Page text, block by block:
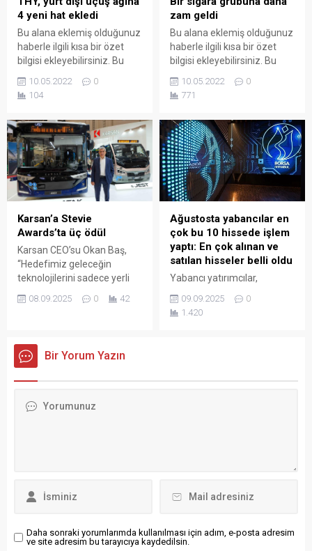
4 yeni hat ekledi
Bu alana eklemiş olduğunuz
haberle ilgili kısa bir özet
bilgisi ekleyebilirsiniz. Bu
sayfasında "Özet"
bölümünden eklenebilir.
altında kalın olarak bu
şekilde gösterilir,
eklenmemişse bu alan boş
kalır.
10.05.2022
0
104
zam geldi
Bu alana eklemiş olduğunuz
haberle ilgili kısa bir özet
bilgisi ekleyebilirsiniz. Bu
sayfasında "Özet"
bölümünden eklenebilir.
altında kalın olarak bu
şekilde gösterilir,
eklenmemişse bu alan boş
kalır.
10.05.2022
0
771
Karsan’a Stevie
Awards’ta üç ödül
Karsan CEO’su Okan Baş,
“Hedefimiz geleceğin
teknolojilerini sadece yerli
değil global pazardaki tüm
rakiplerimizden de önce
programlarından Stevie
Awards’ta üç ayrı ödüle layık
22’ncisi düzenlenen Stevie
08.09.2025 0 42
Ağustosta yabancılar en
çok bu 10 hissede işlem
yaptı: En çok alınan ve
satılan hisseler belli oldu
Yabancı yatırımcılar,
İstanbul’da yıldız ve ana
pazarda net 173,8 milyon
09.09.2025
0
1.420
Bir Yorum Yazın
Daha sonraki yorumlarımda kullanılması için adım, e-posta adresim
ve site adresim bu tarayıcıya kaydedilsin.